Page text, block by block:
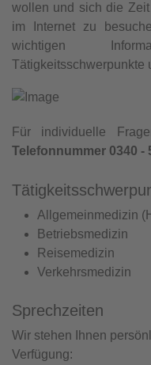
wollen und sich die
im Internet zu
wichtigen
Tätigkeitsschwerpunkte
Für individuelle
Telefonnummer 0340 -
Allgemeinmedizin
Betriebsmedizin
Reisemedizin
Verkehrsmedizin
Sprechzeiten
Wir stehen Ihnen
Verfügung: